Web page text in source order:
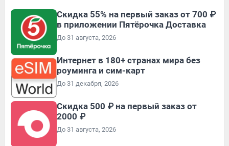
Скидка 55% на первый заказ от 700 ₽
в приложении Пятёрочка Доставка
До 31 августа, 2026
Интернет в 180+ странах мира без
роуминга и сим-карт
До 31 декабря, 2026
Скидка 500 ₽ на первый заказ от
2000 ₽
До 31 августа, 2026